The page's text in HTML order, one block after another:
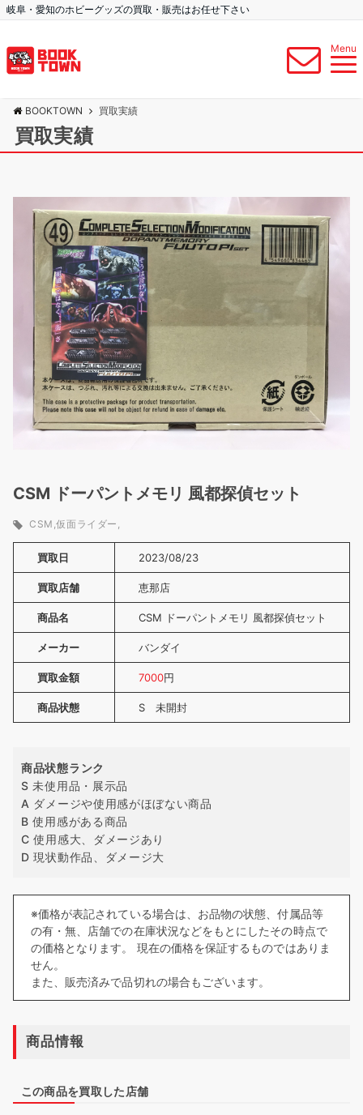
岐阜・愛知のホビーグッズの買取・販売はお任せ下さい
Menu
BOOKTOWN 買取実績
買取実績
CSM ドーパントメモリ 風都探偵セット
CSM 仮面ライダー
買取日 2023/08/23
買取店舗 恵那店
商品名 CSM ドーパントメモリ 風都探偵セット
メーカー バンダイ
買取金額 7000円
商品状態 S 未開封
商品状態ランク
S 未使用品・展示品
A ダメージや使用感がほぼない商品
B 使用感がある商品
C 使用感大、ダメージあり
D 現状動作品、ダメージ大
※価格が表記されている場合は、お品物の状態、付属品等
の有・無、店舗での在庫状況などをもとにしたその時点で
の価格となります。 現在の価格を保証するものではありま
せん。
また、販売済みで品切れの場合もございます。
商品情報
この商品を買取した店舗